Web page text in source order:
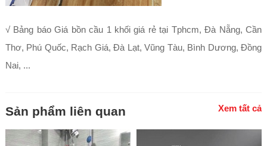
√ Bảng báo Giá bồn cầu 1 khối giá rẻ tại Tphcm, Đà Nẵng, Cần
Thơ, Phú Quốc, Rạch Giá, Đà Lạt, Vũng Tàu, Bình Dương, Đồng
Nai, ...
Sản phẩm liên quan Xem tất cả